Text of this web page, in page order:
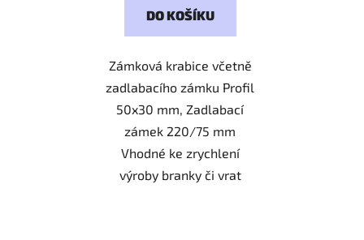
DO KOŠÍKU
Zámková krabice včetně
zadlabacího zámku Profil
50x30 mm, Zadlabací
zámek 220/75 mm
Vhodné ke zrychlení
výroby branky či vrat